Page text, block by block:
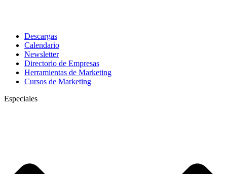
Descargas
Calendario
Newsletter
Directorio de Empresas
Herramientas de Marketing
Cursos de Marketing
Especiales